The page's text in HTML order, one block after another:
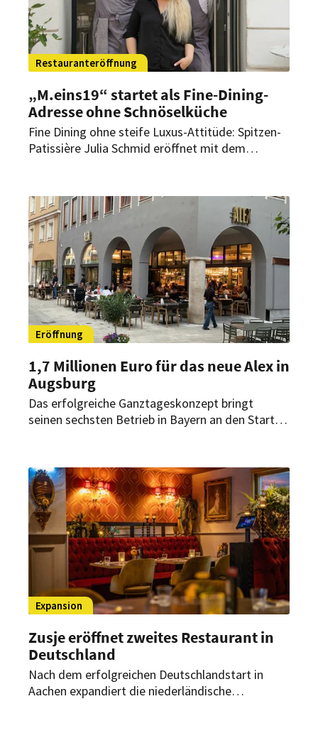
Restauranteröffnung
„M.eins19“ startet als Fine-Dining-
Adresse ohne Schnöselküche
Fine Dining ohne steife Luxus-Attitüde: Spitzen-
Patissière Julia Schmid eröffnet mit dem
fairen Preisen und monatlichen Gastkoch-
Events.
Eröffnung
1,7 Millionen Euro für das neue Alex in
Augsburg
Das erfolgreiche Ganztageskonzept bringt
seinen sechsten Betrieb in Bayern an den Start.
überdachte Außenfläche in zentraler
Innenstadtlage.
Expansion
Zusje eröffnet zweites Restaurant in
Deutschland
Nach dem erfolgreichen Deutschlandstart in
Aachen expandiert die niederländische